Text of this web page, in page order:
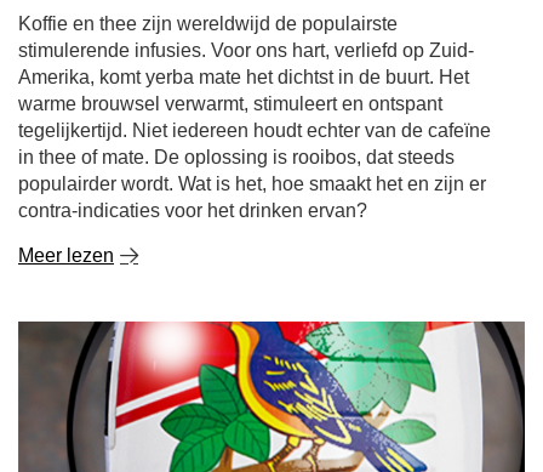
Koffie en thee zijn wereldwijd de populairste
stimulerende infusies. Voor ons hart, verliefd op Zuid-
Amerika, komt yerba mate het dichtst in de buurt. Het
warme brouwsel verwarmt, stimuleert en ontspant
tegelijkertijd. Niet iedereen houdt echter van de cafeïne
in thee of mate. De oplossing is rooibos, dat steeds
populairder wordt. Wat is het, hoe smaakt het en zijn er
contra-indicaties voor het drinken ervan?
Meer lezen